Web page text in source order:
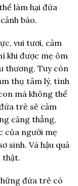
làm hại đứa
báo.
vui tươi, cảm
khi được mẹ ôm
thương. Tuy còn
thụ tâm lý, tình
mà không thể
trẻ sẽ cảm
căng thẳng,
của người mẹ
sinh. Và hậu quả
thật.
đứa trẻ có